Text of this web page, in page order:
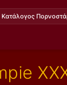
Κατάλογος